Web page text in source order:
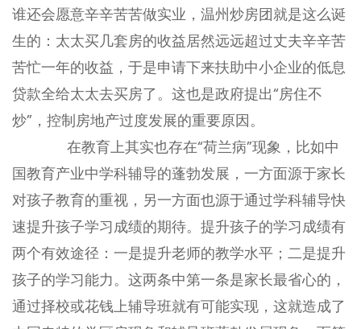
谁还会愿意辛辛苦苦做实业，温州炒房团就是这么诞
生的：太太买几套房的收益居然远远超过丈夫辛辛苦
苦忙一年的收益，于是申请下来扶助中小企业的低息
贷款全给太太去买房了。这也是政府提出“房住不
炒”，控制房地产过度发展的重要原因。
在教育上其实也存在“荷兰病”现象，比如中
国教育产业中学科辅导的蓬勃发展，一方面源于家长
对孩子教育的重视，另一方面也源于通过学科辅导快
速提升孩子学习成绩的期待。提升孩子的学习成绩有
两个有效途径：一是提升老师的教学水平；二是提升
孩子的学习能力。这两条中第一条是家长最省心的，
通过择校或花钱上辅导班就有可能实现，这就造成了